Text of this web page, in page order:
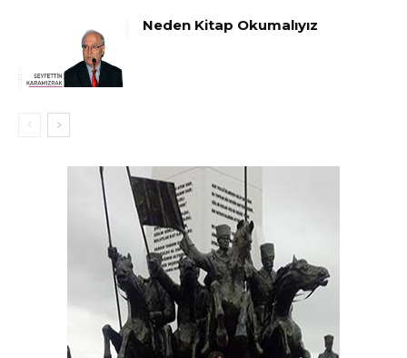
Neden Kitap Okumalıyız